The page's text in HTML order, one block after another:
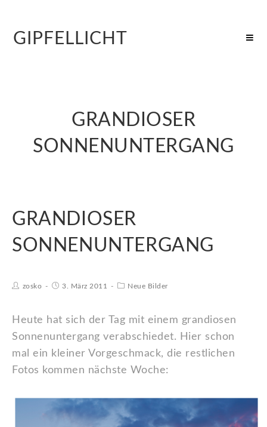
GIPFELLICHT
GRANDIOSER
SONNENUNTERGANG
GRANDIOSER
SONNENUNTERGANG
zosko 3. März 2011 Neue Bilder
Heute hat sich der Tag mit einem grandiosen
Sonnenuntergang verabschiedet. Hier schon
mal ein kleiner Vorgeschmack, die restlichen
Fotos kommen nächste Woche: